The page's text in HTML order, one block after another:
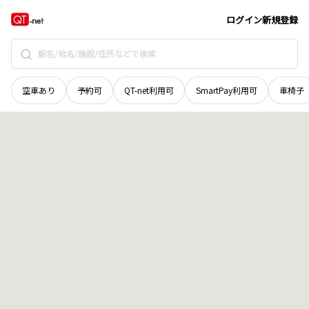
ログイン新規登録
空車あり 予約可 QT-net利用可 SmartPay利用可 車椅子
福井県